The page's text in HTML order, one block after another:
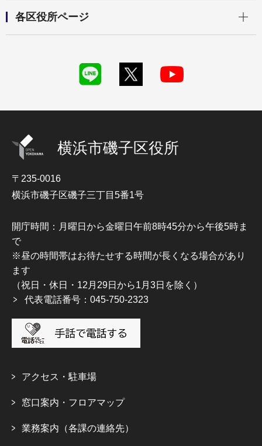
各区役所ページ
横浜市磯子区役所
〒235-0016
横浜市磯子区磯子三丁目5番1号
開庁時間：月曜日から金曜日午前8時45分から午後5時ま
で
※昼の時間帯はお待たせする時間が長くなる場合があり
ます
（祝日・休日・12月29日から1月3日を除く）
代表電話番号：045-750-2323
アクセス・駐車場
窓口案内・フロアマップ
業務案内（各課の連絡先）